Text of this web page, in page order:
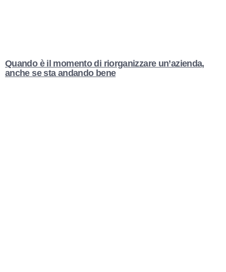
Quando è il momento di riorganizzare un’azienda,
anche se sta andando bene